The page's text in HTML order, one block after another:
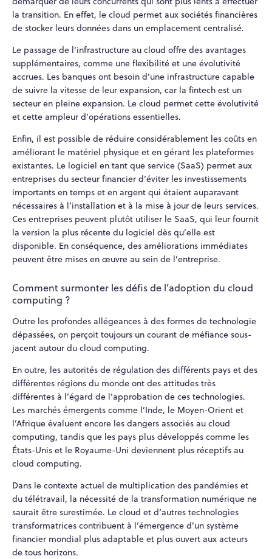
la transition. En effet, le cloud permet aux sociétés financières
de stocker leurs données dans un emplacement centralisé.
Le passage de l’infrastructure au cloud offre des avantages
supplémentaires, comme une flexibilité et une évolutivité
accrues. Les banques ont besoin d’une infrastructure capable
de suivre la vitesse de leur expansion, car la fintech est un
secteur en pleine expansion. Le cloud permet cette évolutivité
et cette ampleur d’opérations essentielles.
Enfin, il est possible de réduire considérablement les coûts en
améliorant le matériel physique et en gérant les plateformes
existantes. Le logiciel en tant que service (SaaS) permet aux
entreprises du secteur financier d’éviter les investissements
importants en temps et en argent qui étaient auparavant
nécessaires à l’installation et à la mise à jour de leurs services.
Ces entreprises peuvent plutôt utiliser le SaaS, qui leur fournit
la version la plus récente du logiciel dès qu’elle est
disponible. En conséquence, des améliorations immédiates
peuvent être mises en œuvre au sein de l’entreprise.
Comment surmonter les défis de l’adoption du cloud
computing ?
Outre les profondes allégeances à des formes de technologie
dépassées, on perçoit toujours un courant de méfiance sous-
jacent autour du cloud computing.
En outre, les autorités de régulation des différents pays et des
différentes régions du monde ont des attitudes très
différentes à l’égard de l’approbation de ces technologies.
Les marchés émergents comme l’Inde, le Moyen-Orient et
l’Afrique évaluent encore les dangers associés au cloud
computing, tandis que les pays plus développés comme les
États-Unis et le Royaume-Uni deviennent plus réceptifs au
cloud computing.
Dans le contexte actuel de multiplication des pandémies et
du télétravail, la nécessité de la transformation numérique ne
saurait être surestimée. Le cloud et d’autres technologies
transformatrices contribuent à l’émergence d’un système
financier mondial plus adaptable et plus ouvert aux acteurs
de tous horizons.